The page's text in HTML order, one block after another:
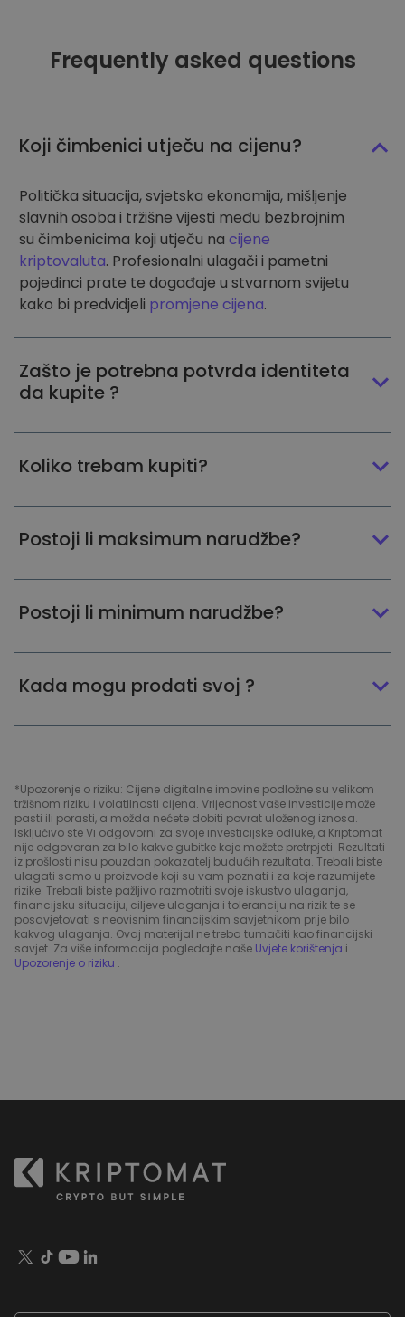
Frequently asked questions
Koji čimbenici utječu na cijenu?
Politička situacija, svjetska ekonomija, mišljenje
slavnih osoba i tržišne vijesti među bezbrojnim
su čimbenicima koji utječu na cijene
kriptovaluta. Profesionalni ulagači i pametni
pojedinci prate te događaje u stvarnom svijetu
kako bi predvidjeli promjene cijena.
Zašto je potrebna potvrda identiteta
da kupite ?
Koliko trebam kupiti?
Postoji li maksimum narudžbe?
Postoji li minimum narudžbe?
Kada mogu prodati svoj ?
*Upozorenje o riziku: Cijene digitalne imovine podložne su velikom
tržišnom riziku i volatilnosti cijena. Vrijednost vaše investicije može
pasti ili porasti, a možda nećete dobiti povrat uloženog iznosa.
Isključivo ste Vi odgovorni za svoje investicijske odluke, a Kriptomat
nije odgovoran za bilo kakve gubitke koje možete pretrpjeti. Rezultati
iz prošlosti nisu pouzdan pokazatelj budućih rezultata. Trebali biste
ulagati samo u proizvode koji su vam poznati i za koje razumijete
rizike. Trebali biste pažljivo razmotriti svoje iskustvo ulaganja,
financijsku situaciju, ciljeve ulaganja i toleranciju na rizik te se
posavjetovati s neovisnim financijskim savjetnikom prije bilo
kakvog ulaganja. Ovaj materijal ne treba tumačiti kao financijski
savjet. Za više informacija pogledajte naše Uvjete korištenja i
Upozorenje o riziku .